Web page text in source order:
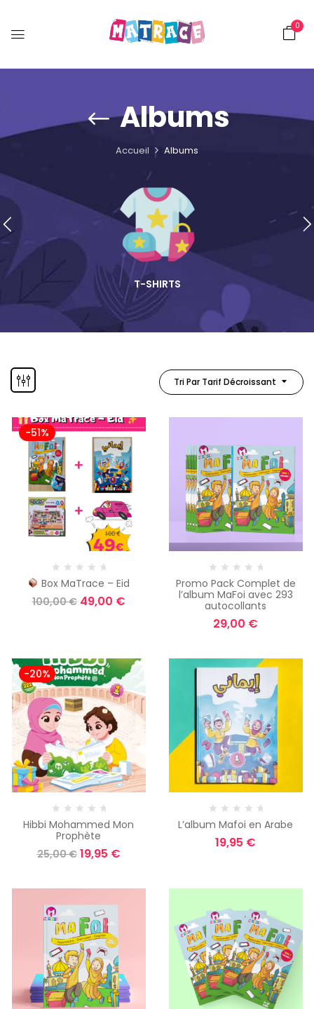
0
Albums
Accueil Albums
T-SHIRTS
Tri Par Tarif Décroissant
-51%
Box MaTrace – Eid
100,00€ 49,00 €
Promo Pack Complet de
l’album MaFoi avec 293
autocollants
29,00 €
-20%
Hibbi Mohammed Mon
Prophète
25,00€ 19,95 €
L’album Mafoi en Arabe
19,95 €